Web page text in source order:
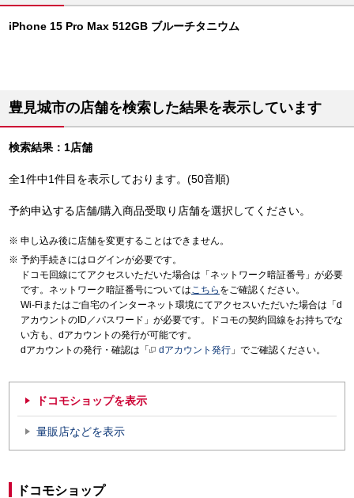
iPhone 15 Pro Max 512GB ブルーチタニウム
豊見城市の店舗を検索した結果を表示しています
検索結果：1店舗
全1件中1件目を表示しております。(50音順)
予約申込する店舗/購入商品受取り店舗を選択してください。
申し込み後に店舗を変更することはできません。
予約手続きにはログインが必要です。
ドコモ回線にてアクセスいただいた場合は「ネットワーク暗証番号」が必要
です。ネットワーク暗証番号についてはこちら をご確認ください。
Wi-Fiまたはご自宅のインターネット環境にてアクセスいただいた場合は「d
アカウントのID／パスワード」が必要です。ドコモの契約回線をお持ちでな
い方も、dアカウントの発行が可能です。
dアカウントの発行・確認は「
dアカウント発行 」でご確認ください。
ドコモショップを表示
量販店などを表示
ドコモショップ